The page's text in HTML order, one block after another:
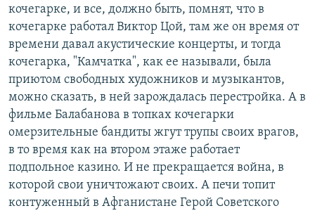
кочегарке, и все, должно быть, помнят, что в
кочегарке работал Виктор Цой, там же он время от
времени давал акустические концерты, и тогда
кочегарка, "Камчатка", как ее называли, была
приютом свободных художников и музыкантов,
можно сказать, в ней зарождалась перестройка. А в
фильме Балабанова в топках кочегарки
омерзительные бандиты жгут трупы своих врагов,
в то время как на втором этаже работает
подпольное казино. И не прекращается война, в
которой свои уничтожают своих. А печи топит
контуженный в Афганистане Герой Советского